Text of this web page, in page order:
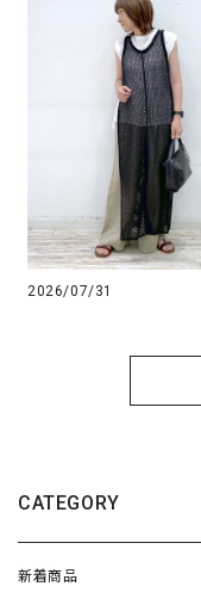
2026/07/31
CATEGORY
新着商品